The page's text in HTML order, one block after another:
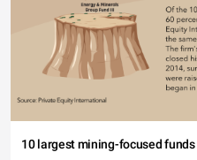
10 largest mining-focused